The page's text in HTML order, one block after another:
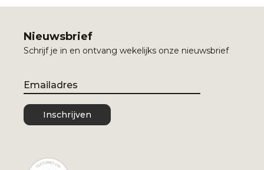
Nieuwsbrief
Schrijf je in en ontvang wekelijks onze nieuwsbrief
Email
Inschrijven